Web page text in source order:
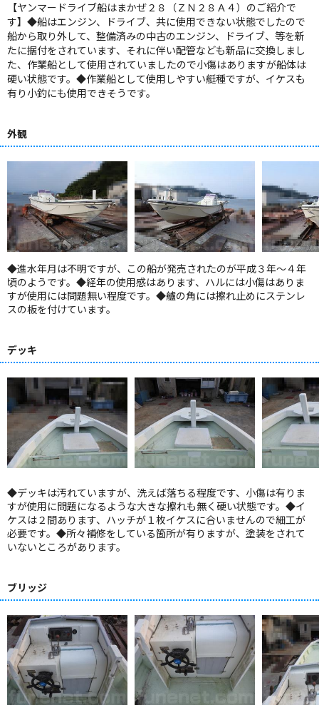
【ヤンマードライブ船はまかぜ２８（ＺＮ２８Ａ４）のご紹介で
す】◆船はエンジン、ドライブ、共に使用できない状態でしたので
船から取り外して、整備済みの中古のエンジン、ドライブ、等を新
たに据付をされています、それに伴い配管なども新品に交換しまし
た、作業船として使用されていましたので小傷はありますが船体は
硬い状態です。◆作業船として使用しやすい艇種ですが、イケスも
有り小釣にも使用できそうです。
外観
◆進水年月は不明ですが、この船が発売されたのが平成３年～４年
頃のようです。◆経年の使用感はあります、ハルには小傷はありま
すが使用には問題無い程度です。◆艫の角には擦れ止めにステンレ
スの板を付けています。
デッキ
◆デッキは汚れていますが、洗えば落ちる程度です、小傷は有りま
すが使用に問題になるような大きな擦れも無く硬い状態です。◆イ
ケスは２間あります、ハッチが１枚イケスに合いませんので細工が
必要です。◆所々補修をしている箇所が有りますが、塗装をされて
いないところがあります。
ブリッジ